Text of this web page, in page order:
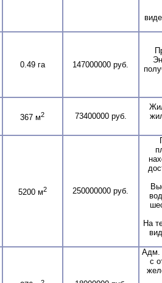
0.49 га 147000000 руб.
367 м2 73400000 руб.
5200 м2 250000000 руб.
На
Адм.
с